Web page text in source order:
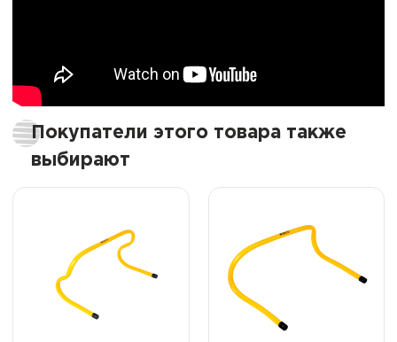
Покупатели этого товара также
выбирают